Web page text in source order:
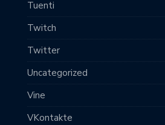
Tuenti
Twitch
Twitter
Uncategorized
Vine
VKontakte